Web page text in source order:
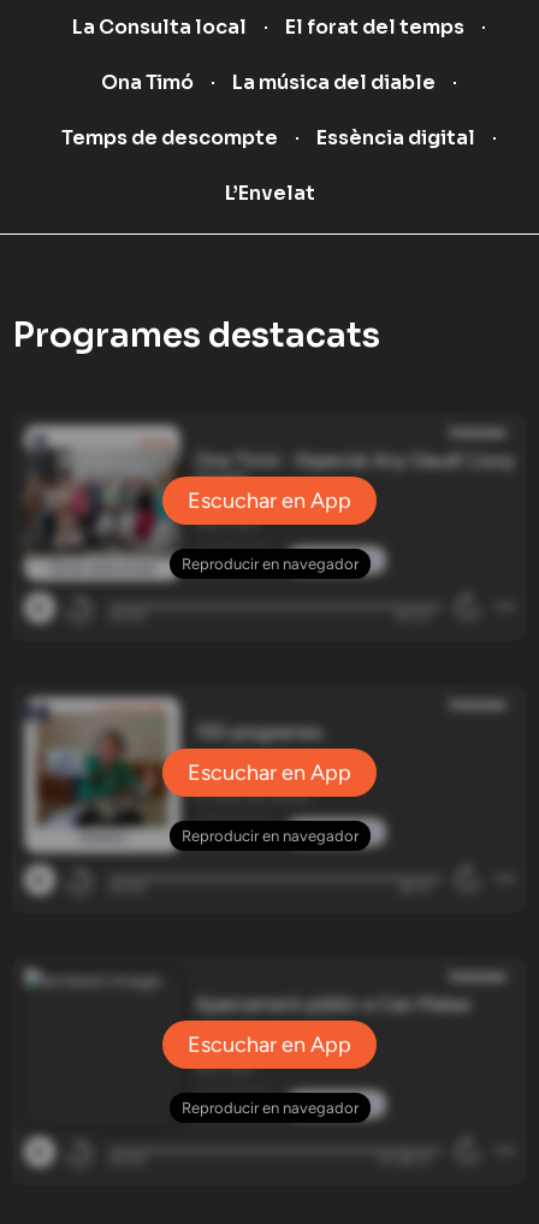
La Consulta local El forat del temps
Ona Timó La música del diable
Temps de descompte Essència digital
L’Envelat
Programes destacats